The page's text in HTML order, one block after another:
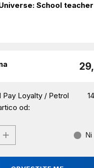
School teacher
Pay Loyalty / Petrol
od:
Ni